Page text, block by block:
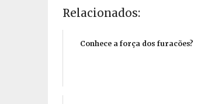
Relacionados:
Conhece a força dos furacões?